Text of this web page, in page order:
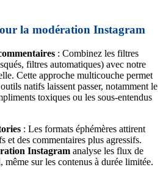
la modération Instagram
: Combinez les filtres
filtres automatiques) avec notre
Cette approche multicouche permet
natifs laissent passer, notamment le
toxiques ou les sous-entendus
: Les formats éphémères attirent
et des commentaires plus agressifs.
Instagram analyse les flux de
même sur les contenus à durée limitée.